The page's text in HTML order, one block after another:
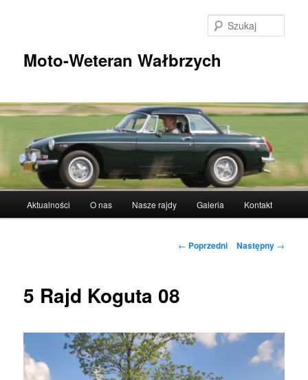
Moto-Weteran Wałbrzych
Aktualności O nas Nasze rajdy Galeria Kontakt
Nawigacja
← Poprzedni Następny →
5 Rajd Koguta 08